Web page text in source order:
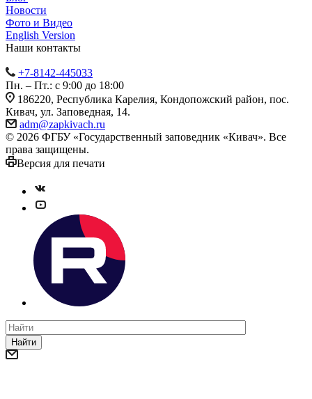
Новости
Фото и Видео
English Version
Наши контакты
+7-8142-445033
Пн. – Пт.: с 9:00 до 18:00
186220, Республика Карелия, Кондопожский район, пос.
Кивач, ул. Заповедная, 14.
adm@zapkivach.ru
© 2026 ФГБУ «Государственный заповедник «Кивач». Все
права защищены.
Версия для печати
Найти